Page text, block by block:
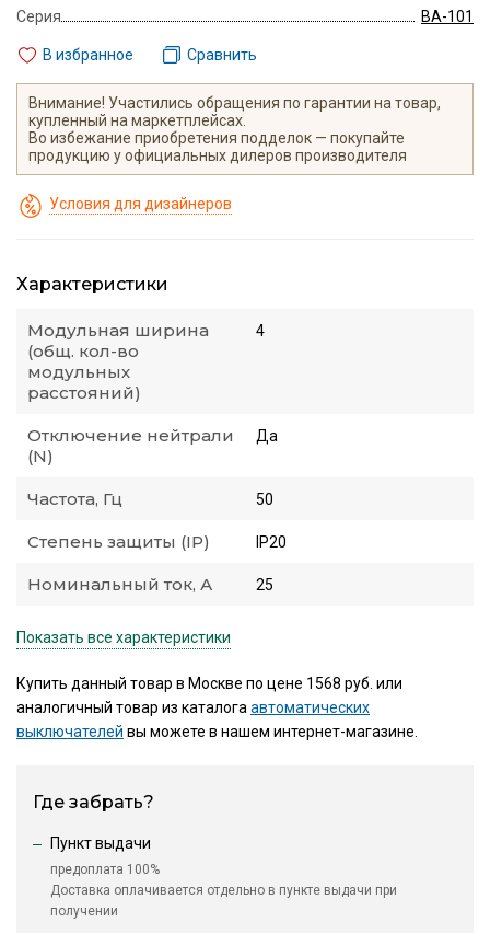
Серия
ВА-101
В избранное Сравнить
Внимание! Участились обращения по гарантии на товар,
купленный на маркетплейсах.
Во избежание приобретения подделок — покупайте
продукцию у официальных дилеров производителя
Условия для дизайнеров
Характеристики
Модульная ширина
(общ. кол-во
модульных
расстояний)
4
Отключение нейтрали
(N)
Да
Частота, Гц 50
Степень защиты (IP) IP20
Номинальный ток, А 25
Показать все характеристики
Купить данный товар в Москве по цене 1568 руб. или
аналогичный товар из каталогаавтоматических
выключателей вы можете в нашем интернет-магазине.
Где забрать?
Пункт выдачи
предоплата 100%
Доставка оплачивается отдельно в пункте выдачи при
получении